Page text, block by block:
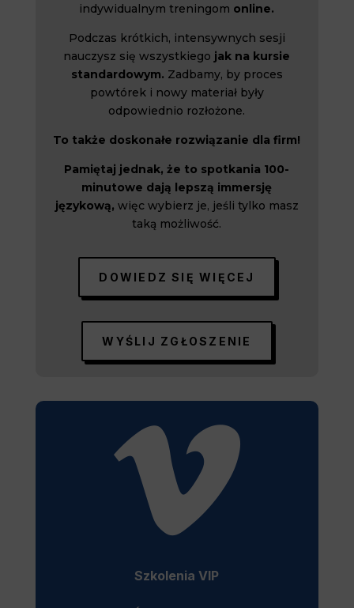
indywidualnym treningom online.
Podczas krótkich, intensywnych sesji
nauczysz się wszystkiego jak na kursie
standardowym. Zadbamy, by proces
powtórek i nowy materiał były
odpowiednio rozłożone.
To także doskonałe rozwiązanie dla firm!
Pamiętaj jednak, że to spotkania 100-
minutowe dają lepszą immersję
językową, więc wybierz je, jeśli tylko masz
taką możliwość.
DOWIEDZ SIĘ WIĘCEJ
WYŚLIJ ZGŁOSZENIE

Szkolenia VIP